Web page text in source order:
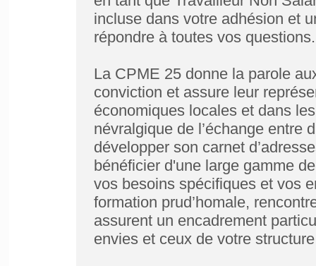
incluse dans votre adhésion et
répondre à toutes vos questions.
La CPME 25 donne la parole
conviction et assure leur
économiques locales et dans
névralgique de l’échange entre
développer son carnet
bénéficier d'une large gamme
vos besoins spécifiques et vos
formation prud’homale,
assurent un encadrement
envies et ceux de votre